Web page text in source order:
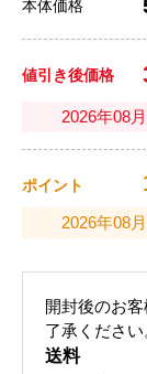
本体価格
値引き後価格
2026年08
ポイント
2026年08
開封後のお
了承ください
送料